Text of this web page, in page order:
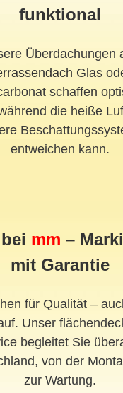
funktional
Überdachungen
Glas
schaffen
die heiße
entweichen kann.
mm –
mit Garantie
für Qualität –
Unser
begleitet Sie
von der
zur Wartung.